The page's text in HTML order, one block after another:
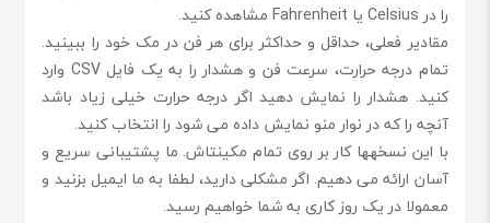
را در Celsius یا Fahrenheit مشاهده کنید.
مقادیر فعلی، حداقل و حداکثر برای هر فن در مک خود را ببینید.
تمام درجه حرارت، سرعت فن و هشدار را به یک فایل CSV وارد
کنید. هشدار را نمایش دهید اگر درجه حرارت خیلی زیاد باشد
آنچه را که در نوار منو نمایش داده می شود را انتخاب کنید.
با این نسخهها کار بر روی تمام مکینتاش. ما پشتیبانی سریع و
آسان ارائه می دهیم. اگر مشکلی دارید، لطفا به ما ایمیل بزنید و
معمولا در یک روز کاری به شما خواهیم رسید.